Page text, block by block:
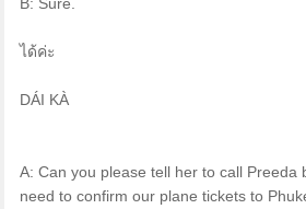
ได้ค่ะ
DÁI KÀ
A: Can you please tell her to call Preeda
need to confirm our plane tickets to